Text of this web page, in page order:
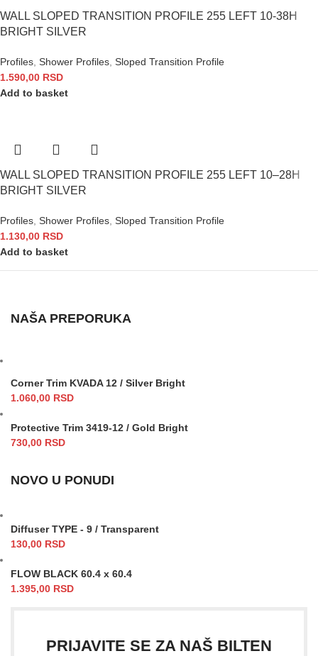
WALL SLOPED TRANSITION PROFILE 255 LEFT 10-38H
BRIGHT SILVER
Profiles, Shower Profiles, Sloped Transition Profile
1.590,00 RSD
Add to basket
WALL SLOPED TRANSITION PROFILE 255 LEFT 10–28H
BRIGHT SILVER
Profiles, Shower Profiles, Sloped Transition Profile
1.130,00 RSD
Add to basket
NAŠA PREPORUKA
Corner Trim KVADA 12 / Silver Bright
1.060,00 RSD
Protective Trim 3419-12 / Gold Bright
730,00 RSD
NOVO U PONUDI
Diffuser TYPE - 9 / Transparent
130,00 RSD
FLOW BLACK 60.4 x 60.4
1.395,00 RSD
PRIJAVITE SE ZA NAŠ BILTEN